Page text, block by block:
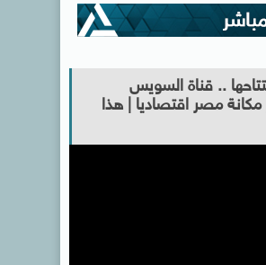
.. قناة السويس
مكانة مصر اقتصاديا | هذا